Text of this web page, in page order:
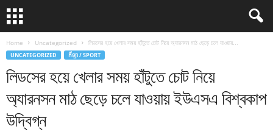
Home Uncategorized লিডসের হয়ে খেলার সময় হাঁটুতে চোট নিয়ে অ্যারনসন মাঠ ছেড়ে চলে যাওয়ায়...
UNCATEGORIZED កីឡា / SPORT
লিডসের হয়ে খেলার সময় হাঁটুতে চোট নিয়ে
অ্যারনসন মাঠ ছেড়ে চলে যাওয়ায় ইউএসএ বিশ্বকাপ
উদ্বিগ্ন